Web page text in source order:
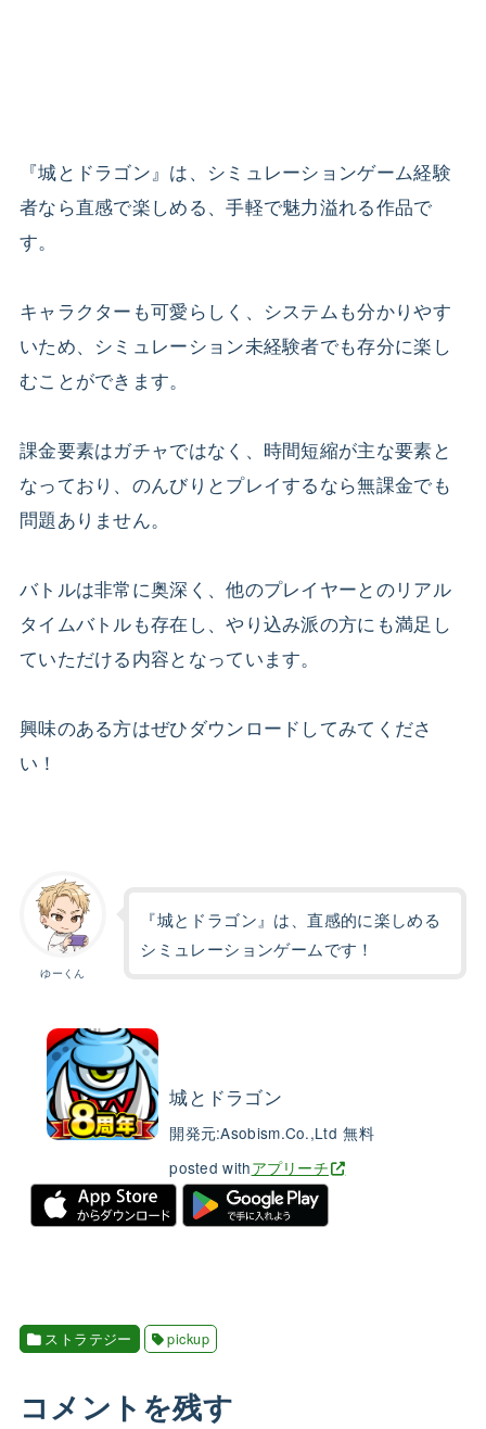
『城とドラゴン』は、シミュレーションゲーム経験
者なら直感で楽しめる、手軽で魅力溢れる作品で
す。
キャラクターも可愛らしく、システムも分かりやす
いため、シミュレーション未経験者でも存分に楽し
むことができます。
課金要素はガチャではなく、時間短縮が主な要素と
なっており、のんびりとプレイするなら無課金でも
問題ありません。
バトルは非常に奥深く、他のプレイヤーとのリアル
タイムバトルも存在し、やり込み派の方にも満足し
ていただける内容となっています。
興味のある方はぜひダウンロードしてみてくださ
い！
ゆーくん
『城とドラゴン』は、直感的に楽しめる
シミュレーションゲームです！
城とドラゴン
開発元:Asobism.Co.,Ltd 無料
posted withアプリーチ
ストラテジー pickup
コメントを残す